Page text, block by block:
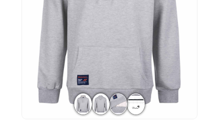
زیبایی و سلامت
شلوارک مردانه ژاکت و پلیور مردانه شلوار کتان مردانه
شلوار جین مردانه
شلوار پارچه ای
مردانه
شلوار اسلش مردانه